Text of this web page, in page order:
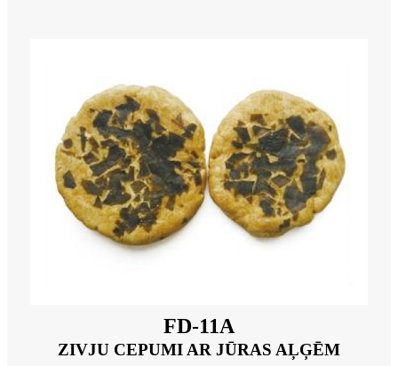
FD-11A
ZIVJU CEPUMI AR JŪRAS AĻĢĒM